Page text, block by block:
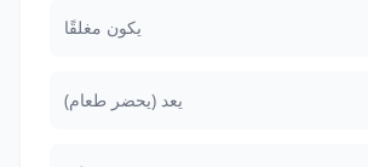
يكون مغلقًا
يعد (يحضر طعام)